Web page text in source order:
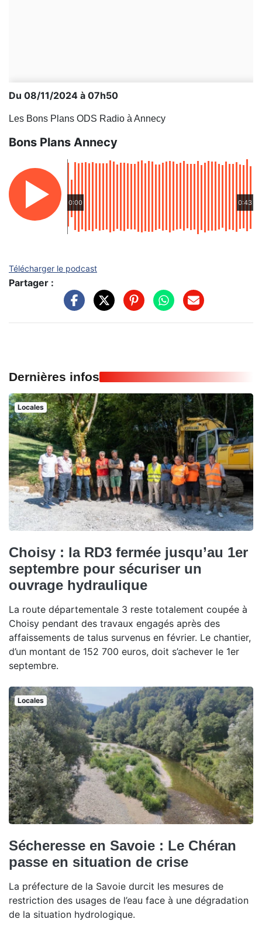
Du 08/11/2024 à 07h50
Les Bons Plans ODS Radio à Annecy
Bons Plans Annecy
0:00 0:43
Télécharger le podcast
Partager :
Dernières infos
Locales
Choisy : la RD3 fermée jusqu’au 1er
septembre pour sécuriser un
ouvrage hydraulique
La route départementale 3 reste totalement coupée à
Choisy pendant des travaux engagés après des
affaissements de talus survenus en février. Le chantier,
d’un montant de 152 700 euros, doit s’achever le 1er
septembre.
Locales
Sécheresse en Savoie : Le Chéran
passe en situation de crise
La préfecture de la Savoie durcit les mesures de
restriction des usages de l’eau face à une dégradation
de la situation hydrologique.